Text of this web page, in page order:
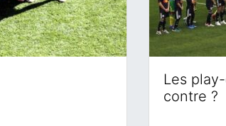
Les
contre ?